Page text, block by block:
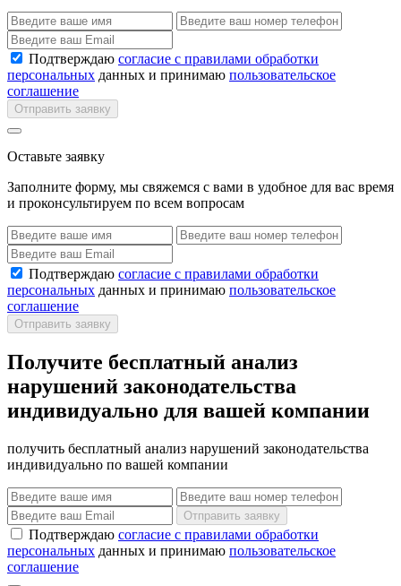
Подтверждаю согласие с правилами обработки
персональных данных и принимаю пользовательское
соглашение
Отправить заявку
Оставьте заявку
Заполните форму, мы свяжемся с вами в удобное для вас время
и проконсультируем по всем вопросам
Подтверждаю согласие с правилами обработки
персональных данных и принимаю пользовательское
соглашение
Отправить заявку
Получите бесплатный анализ
нарушений законодательства
индивидуально для вашей компании
получить бесплатный анализ нарушений законодательства
индивидуально по вашей компании
Отправить заявку
Подтверждаю согласие с правилами обработки
персональных данных и принимаю пользовательское
соглашение